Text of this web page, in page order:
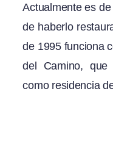
Actualmente es
de haberlo
de 1995 funciona
del Camino, que
como residencia